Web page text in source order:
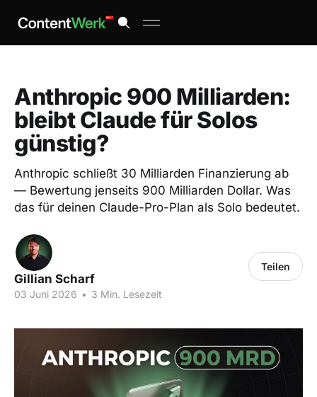
Anthropic 900 Milliarden:
bleibt Claude für Solos
günstig?
Anthropic schließt 30 Milliarden Finanzierung ab
— Bewertung jenseits 900 Milliarden Dollar. Was
das für deinen Claude-Pro-Plan als Solo bedeutet.
Gillian Scharf
03 Juni 2026 • 3 Min. Lesezeit
Teilen